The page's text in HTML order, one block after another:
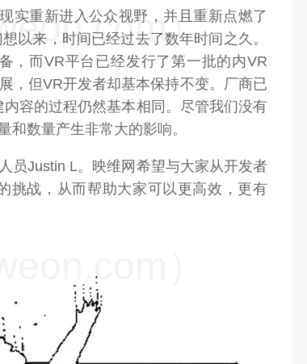
实重新进入公众视野，并且重新点燃了
以来，时间已经过去了数年时间之久。
，而VR平台已经发行了第一批的内VR
，但VR开发者却基本保持不变。厂商已
容的过程仍然基本相同。尽管我们没有
和数量产生非常大的影响。
员Justin L。映维网希望与大家从开发者
挑战，从而帮助大家可以更高效，更有
）
）